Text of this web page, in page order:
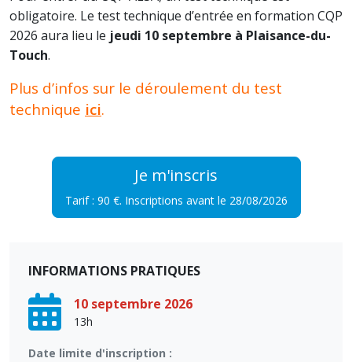
obligatoire. Le test technique d’entrée en formation CQP
2026 aura lieu le jeudi 10 septembre à Plaisance-du-
Touch.
Plus d’infos sur le déroulement du test
technique ici.
Je m'inscris
Tarif : 90 €. Inscriptions avant le 28/08/2026
INFORMATIONS PRATIQUES
10 septembre 2026
13h
Date limite d'inscription :